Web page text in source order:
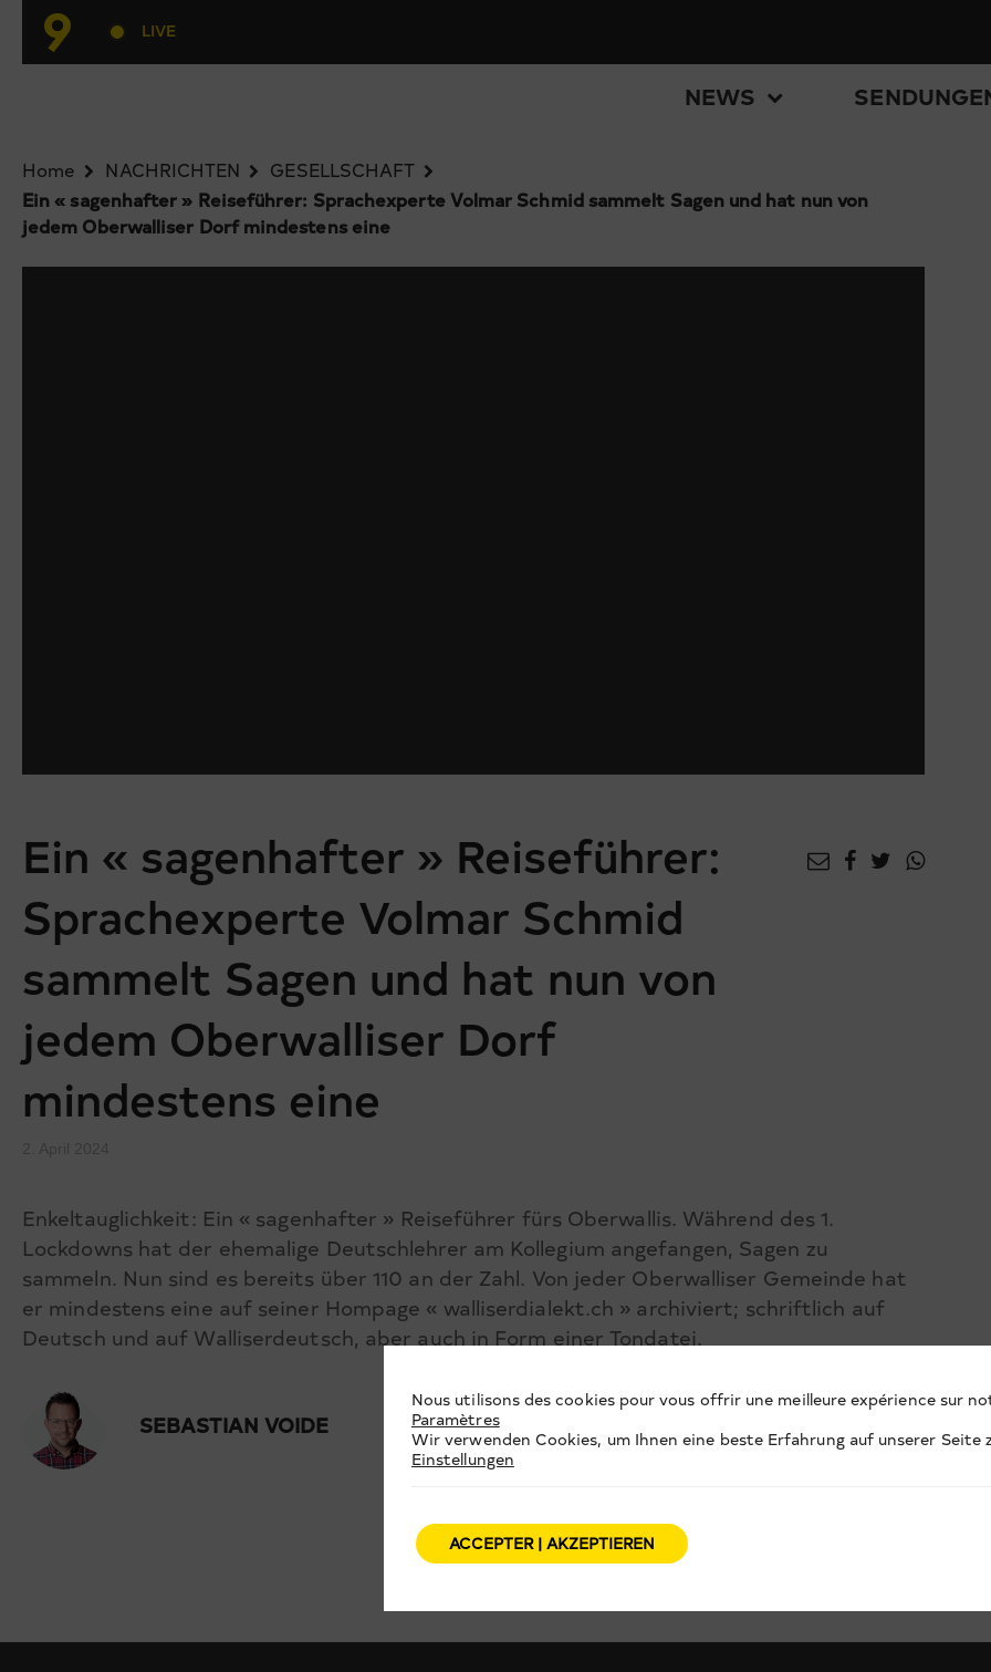
LIVE
NEWS
Home NACHRICHTEN
GESELLSCHAFT
Ein « sagenhafter » Reiseführer: Sprachexperte Volmar Schmid sammelt Sagen und hat nun von
jedem Oberwalliser Dorf mindestens eine
Ein « sagenhafter » Reiseführer:
Sprachexperte Volmar Schmid
sammelt Sagen und hat nun von
jedem Oberwalliser Dorf
mindestens eine
Enkeltauglichkeit: Ein « sagenhafter » Reiseführer fürs Oberwallis. Während des 1.
Lockdowns hat der ehemalige Deutschlehrer am Kollegium angefangen, Sagen zu
sammeln. Nun sind es bereits über 110 an der Zahl. Von jeder Oberwalliser Gemeinde hat
er mindestens eine auf seiner Hompage « walliserdialekt.ch » archiviert; schriftlich auf
Deutsch und auf Walliserdeutsch, aber auch in Form einer Tondatei.
SEBASTIAN VOIDE
Nous utilisons des cookies pour vous offrir une meilleure expérience sur
Paramètres
Wir verwenden Cookies, um Ihnen eine beste Erfahrung auf unserer Seite
Einstellungen
ACCEPTER | AKZEPTIEREN